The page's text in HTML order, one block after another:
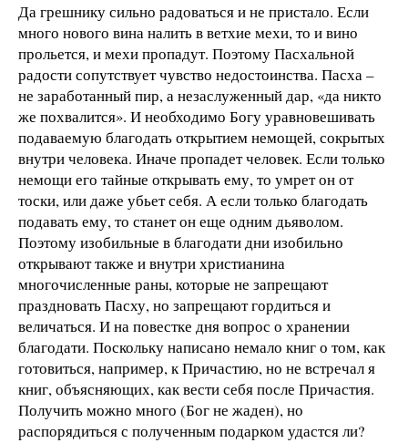
Да грешнику сильно радоваться и не пристало. Если
много нового вина налить в ветхие мехи, то и вино
прольется, и мехи пропадут. Поэтому Пасхальной
радости сопутствует чувство недостоинства. Пасха –
не заработанный пир, а незаслуженный дар, «да никто
же похвалится». И необходимо Богу уравновешивать
подаваемую благодать открытием немощей, сокрытых
внутри человека. Иначе пропадет человек. Если только
немощи его тайные открывать ему, то умрет он от
тоски, или даже убьет себя. А если только благодать
подавать ему, то станет он еще одним дьяволом.
Поэтому изобильные в благодати дни изобильно
открывают также и внутри христианина
многочисленные раны, которые не запрещают
праздновать Пасху, но запрещают гордиться и
величаться. И на повестке дня вопрос о хранении
благодати. Поскольку написано немало книг о том, как
готовиться, например, к Причастию, но не встречал я
книг, объясняющих, как вести себя после Причастия.
Получить можно много (Бог не жаден), но
распорядиться с полученным подарком удастся ли?